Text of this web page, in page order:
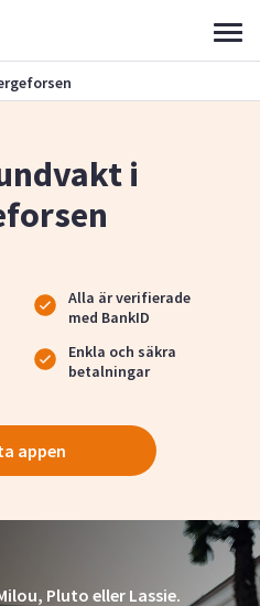
i
Alla är verifierade
med BankID
Enkla och säkra
betalningar
appen
Pluto eller Lassie.